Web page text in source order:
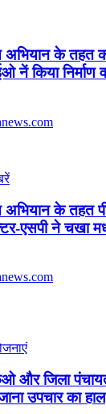
अभियान के तहत
किया निर्माण व
अभियान के तहत
एसपी ने चखा
और जिला
उपचार का हाल